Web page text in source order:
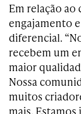
Em relação
engajamento
diferencial.
recebem um
maior
Nossa
muitos
mais.